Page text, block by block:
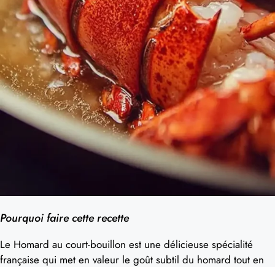
Pourquoi faire cette recette
Le Homard au court-bouillon est une délicieuse spécialité
française qui met en valeur le goût subtil du homard tout en